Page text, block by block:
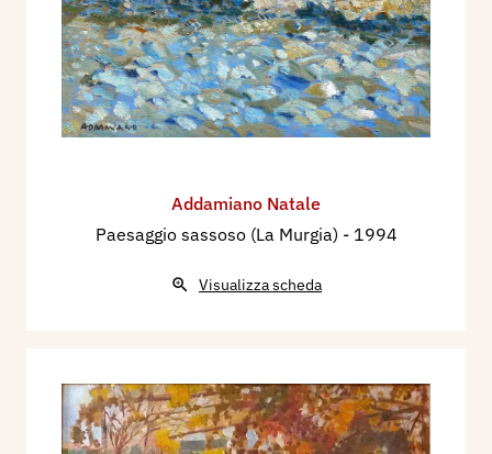
Addamiano Natale
Paesaggio sassoso (La Murgia) - 1994
Visualizza scheda